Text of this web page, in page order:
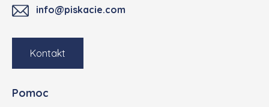
info@piskacie.com
Kontakt
Pomoc